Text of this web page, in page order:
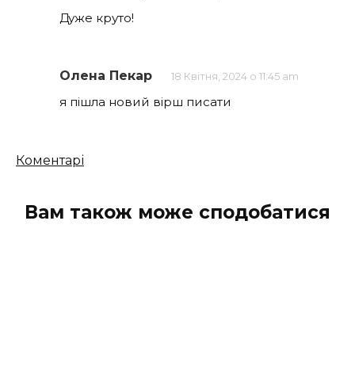
Дуже круто!
Олена Пекар 18 Квітня, 2024 о 11:45 am
я пішла новий вірш писати
Кількість
Коментарі
Вам також може сподобатися